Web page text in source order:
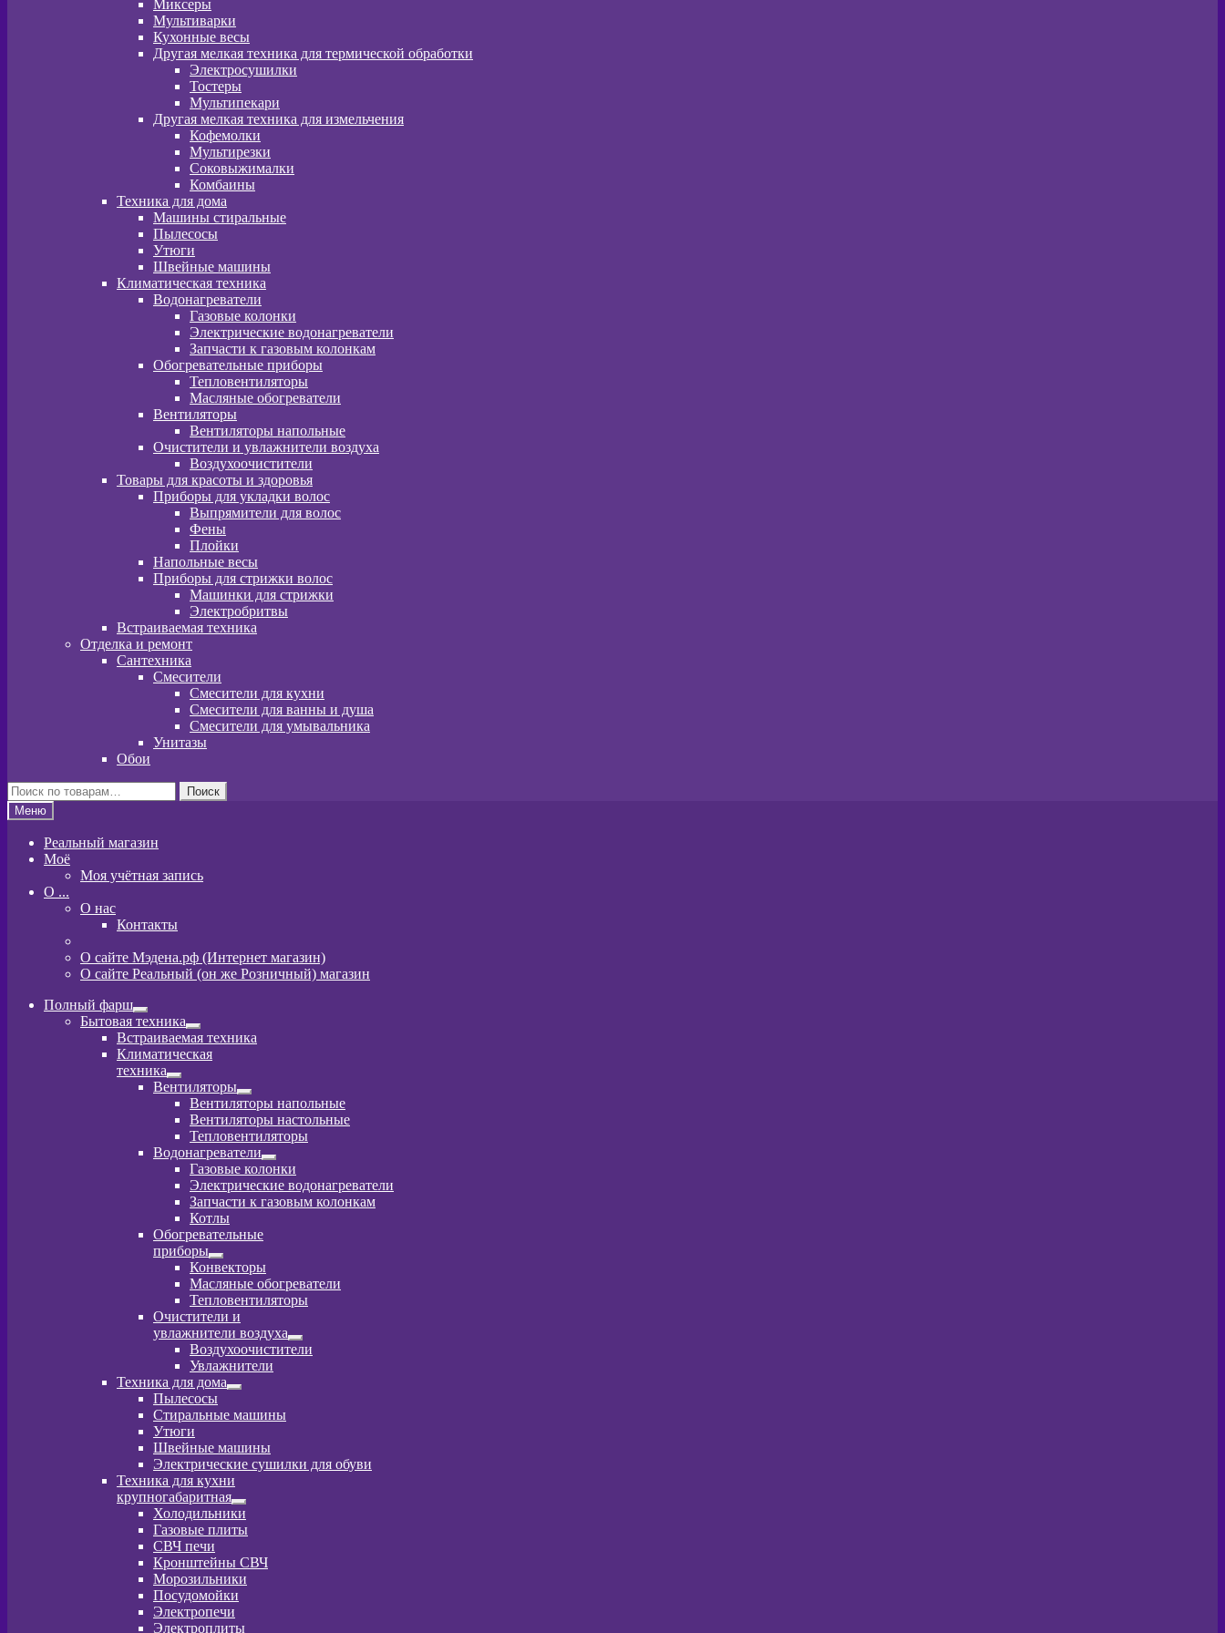
Миксеры
Мультиварки
Кухонные весы
Другая мелкая техника для термической обработки
Электросушилки
Тостеры
Мультипекари
Другая мелкая техника для измельчения
Кофемолки
Мультирезки
Соковыжималки
Комбаины
Техника для дома
Машины стиральные
Пылесосы
Утюги
Швейные машины
Климатическая техника
Водонагреватели
Газовые колонки
Электрические водонагреватели
Запчасти к газовым колонкам
Обогревательные приборы
Тепловентиляторы
Масляные обогреватели
Вентиляторы
Вентиляторы напольные
Очистители и увлажнители воздуха
Воздухоочистители
Товары для красоты и здоровья
Приборы для укладки волос
Выпрямители для волос
Фены
Плойки
Напольные весы
Приборы для стрижки волос
Машинки для стрижки
Электробритвы
Встраиваемая техника
Отделка и ремонт
Сантехника
Смесители
Смесители для кухни
Смесители для ванны и душа
Смесители для умывальника
Унитазы
Обои
Искать:
Поиск
Меню
Реальный магазин
Моё
Моя учётная запись
O ...
О нас
Контакты
О сайте Мэдена.рф (Интернет магазин)
О сайте Реальный (он же Розничный) магазин
Полный фарш
Развернутое
вложенное
меню
Бытовая техника
Развернутое
вложенное
меню
Встраиваемая техника
Климатическая
техника
Развернутое
вложенное
меню
Вентиляторы
Развернутое
вложенное
меню
Вентиляторы напольные
Вентиляторы настольные
Тепловентиляторы
Водонагреватели
Развернутое
вложенное
меню
Газовые колонки
Электрические водонагреватели
Запчасти к газовым колонкам
Котлы
Обогревательные
приборы
Развернутое
вложенное
меню
Конвекторы
Масляные обогреватели
Тепловентиляторы
Очистители и
увлажнители воздуха
Развернутое
вложенное
Воздухоочистители
Увлажнители
Техника для дома
Развернутое
меню
Пылесосы
Стиральные машины
Утюги
Швейные машины
Электрические сушилки для обуви
Техника для кухни
крупногабаритная
Развернутое
вложенное
меню
Холодильники
Газовые плиты
СВЧ печи
Кронштейны СВЧ
Морозильники
Посудомойки
Электропечи
Электроплиты